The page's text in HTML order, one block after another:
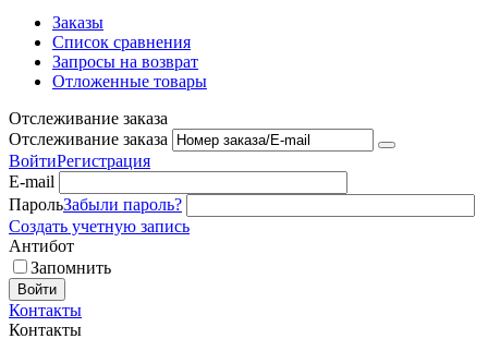
Заказы
Список сравнения
Запросы на возврат
Отложенные товары
Отслеживание заказа
Отслеживание заказа
ВойтиРегистрация
E-mail
ПарольЗабыли пароль?
Создать учетную запись
Антибот
Запомнить
Войти
Контакты
Контакты